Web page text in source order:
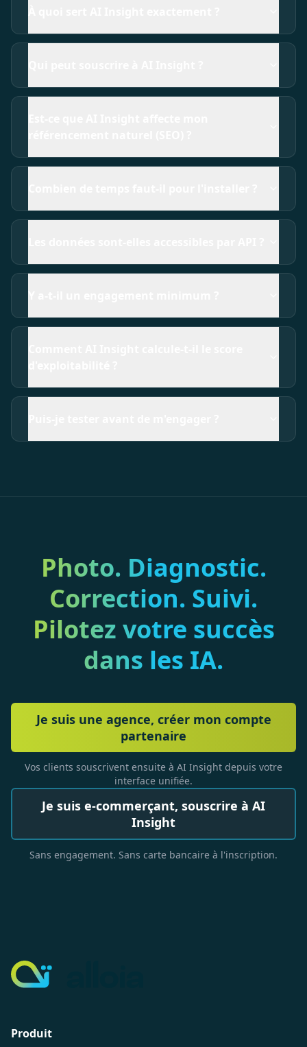
Photo. Diagnostic.
Correction. Suivi.
Pilotez votre succès
dans les IA.
Je suis une agence, créer mon compte
partenaire
Vos clients souscrivent ensuite à AI Insight depuis votre
interface unifiée.
Je suis e-commerçant, souscrire à AI
Insight
Sans engagement. Sans carte bancaire à l'inscription.
Produit